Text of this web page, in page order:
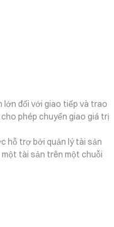
lớn đối với giao tiếp và trao
phép chuyển giao giá trị
hỗ trợ bởi quản lý tài sản
tài sản trên một chuỗi